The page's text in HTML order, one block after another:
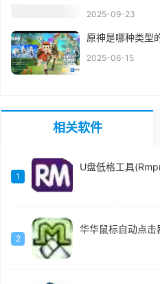
2025-09-23
原神是哪种类型
2025-06-15
相关软件
1
U盘低格工具
2
华华鼠标自动点击